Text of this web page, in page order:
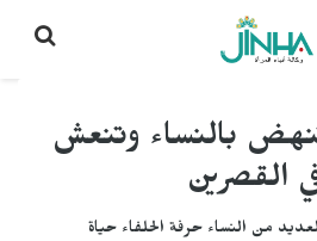
بالنساء وتنعش
القصرين
من النساء حرفة الحلفاء حياة